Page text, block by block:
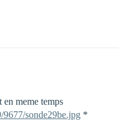
en meme temps
sonde29be.jpg *